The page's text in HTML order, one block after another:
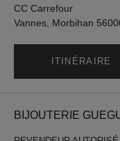
CC Carrefour
Vannes, Morbihan
ITINÉRAIRE
BIJOUTERIE